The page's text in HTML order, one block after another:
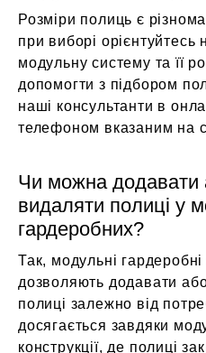
Розміри полиць є
при виборі орієнтуйтесь
модульну систему та її
допомогти з підбором
наші консультанти в
телефоном вказаним на
Чи можна додавати
видаляти полиці у
гардеробних?
Так, модульні
дозволяють додавати
полиці залежно від
досягається завдяки
конструкції, де полиці